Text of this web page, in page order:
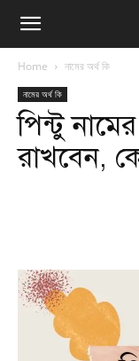
Home নামের অর্থ কি
নামের অর্থ কি
পিন্টু
রাখবেন,